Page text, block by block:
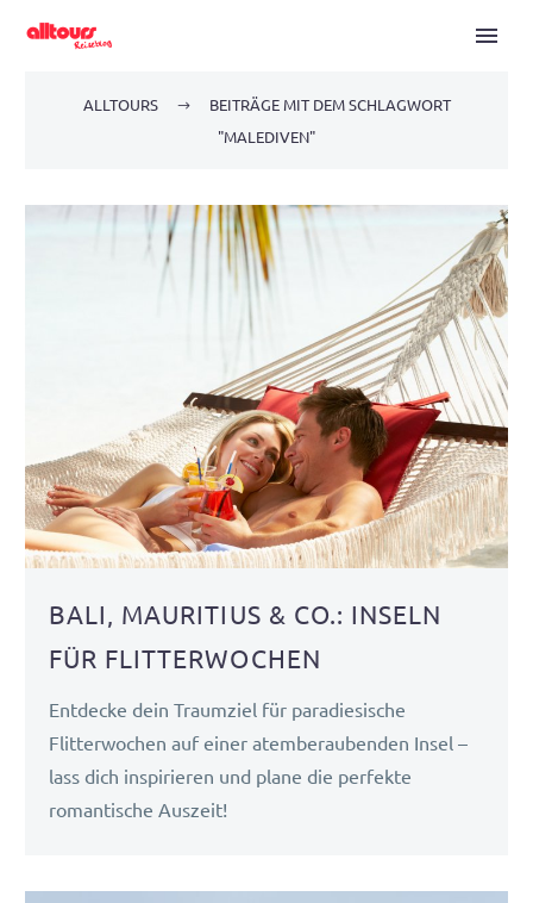
ALLTOURS
BEITRÄGE MIT DEM SCHLAGWORT
"MALEDIVEN"
BALI, MAURITIUS & CO.: INSELN
FÜR FLITTERWOCHEN
Entdecke dein Traumziel für paradiesische
Flitterwochen auf einer atemberaubenden Insel –
lass dich inspirieren und plane die perfekte
romantische Auszeit!